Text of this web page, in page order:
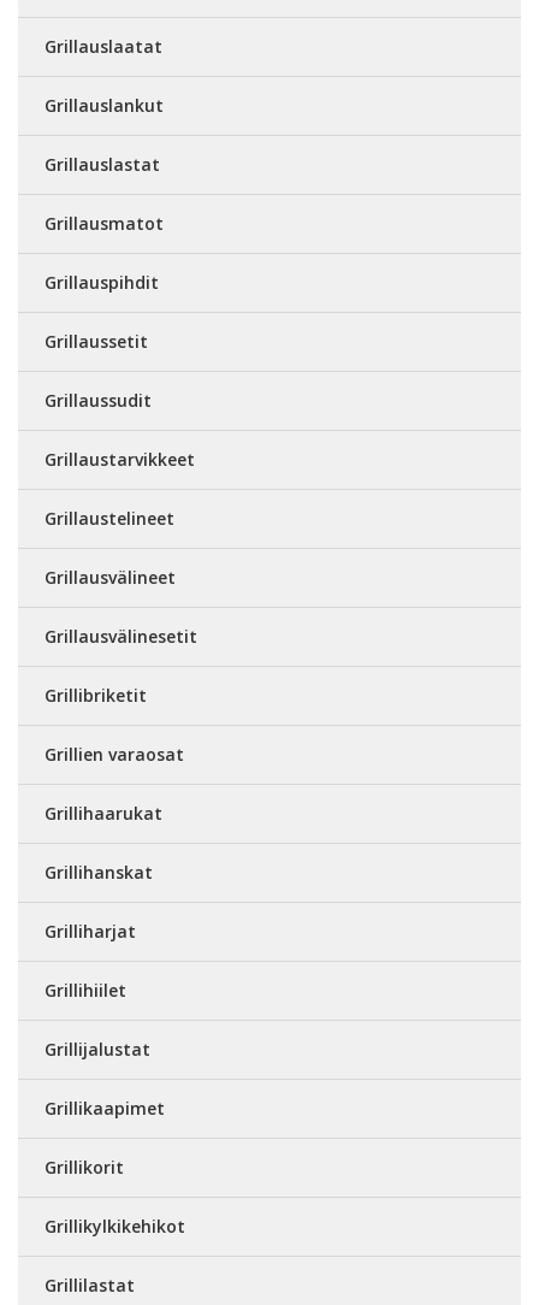
Grillauslaatat
Grillauslankut
Grillauslastat
Grillausmatot
Grillauspihdit
Grillaussetit
Grillaussudit
Grillaustarvikkeet
Grillaustelineet
Grillausvälineet
Grillausvälinesetit
Grillibriketit
Grillien varaosat
Grillihaarukat
Grillihanskat
Grilliharjat
Grillihiilet
Grillijalustat
Grillikaapimet
Grillikorit
Grillikylkikehikot
Grillilastat